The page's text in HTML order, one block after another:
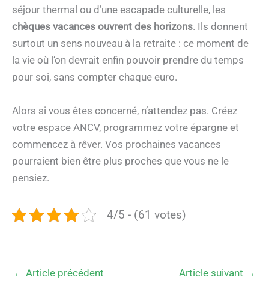
séjour thermal ou d’une escapade culturelle, les
chèques vacances ouvrent des horizons. Ils donnent
surtout un sens nouveau à la retraite : ce moment de
la vie où l’on devrait enfin pouvoir prendre du temps
pour soi, sans compter chaque euro.
Alors si vous êtes concerné, n’attendez pas. Créez
votre espace ANCV, programmez votre épargne et
commencez à rêver. Vos prochaines vacances
pourraient bien être plus proches que vous ne le
pensiez.
4/5 - (61 votes)
← Article précédent Article suivant →